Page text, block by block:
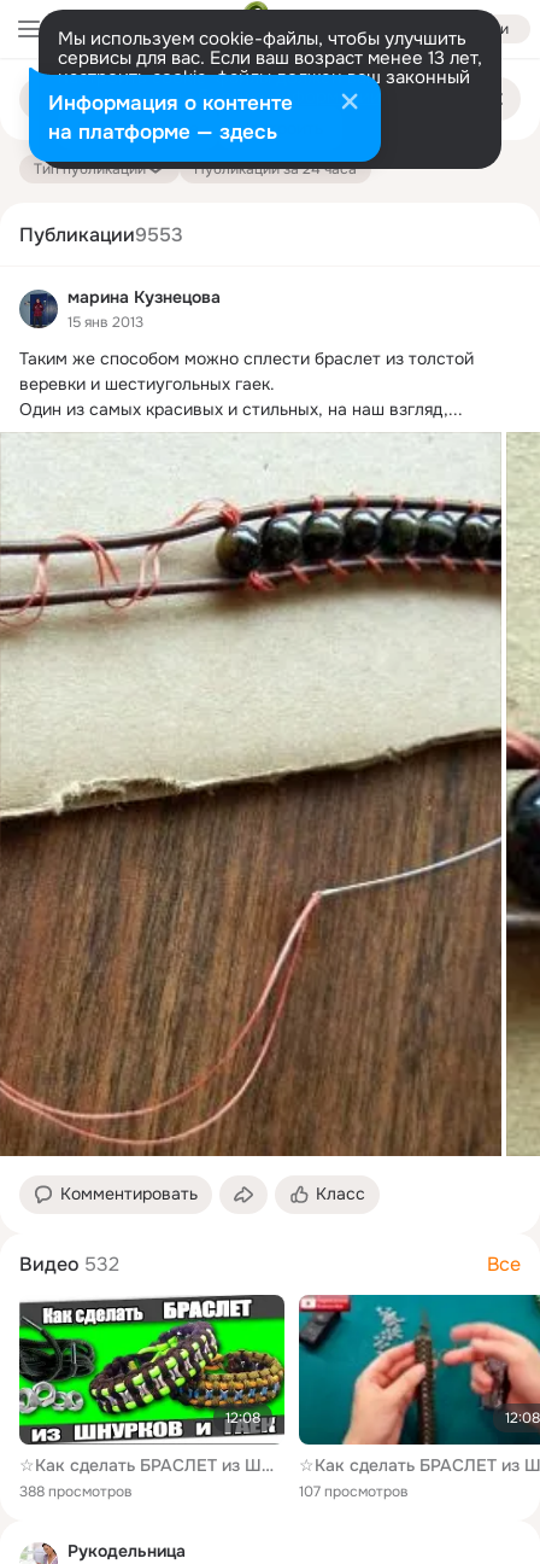
Войти
Мы используем cookie-файлы, чтобы улучшить
сервисы для вас. Если ваш возраст менее 13 лет,
настроить cookie-файлы должен ваш законный
представитель. Больше информации
Разрешить все Настроить
Поиск
публикациям
Тип публикации Публикации за 24 часа
Публикации9553
марина Кузнецова
15 янв 2013
Таким же способом можно сплести браслет из толстой
веревки и шестиугольных гаек.
Один из самых красивых и стильных, на наш взгляд,...
Комментировать Класс
Видео 532 Все
12:08
☆Как сделать БРАСЛЕТ из ШНУРКОВ и ГАЕК.
388 просмотров
12:08
107 просмотров
Рукодельница
Информация о контенте
на платформе — здесь